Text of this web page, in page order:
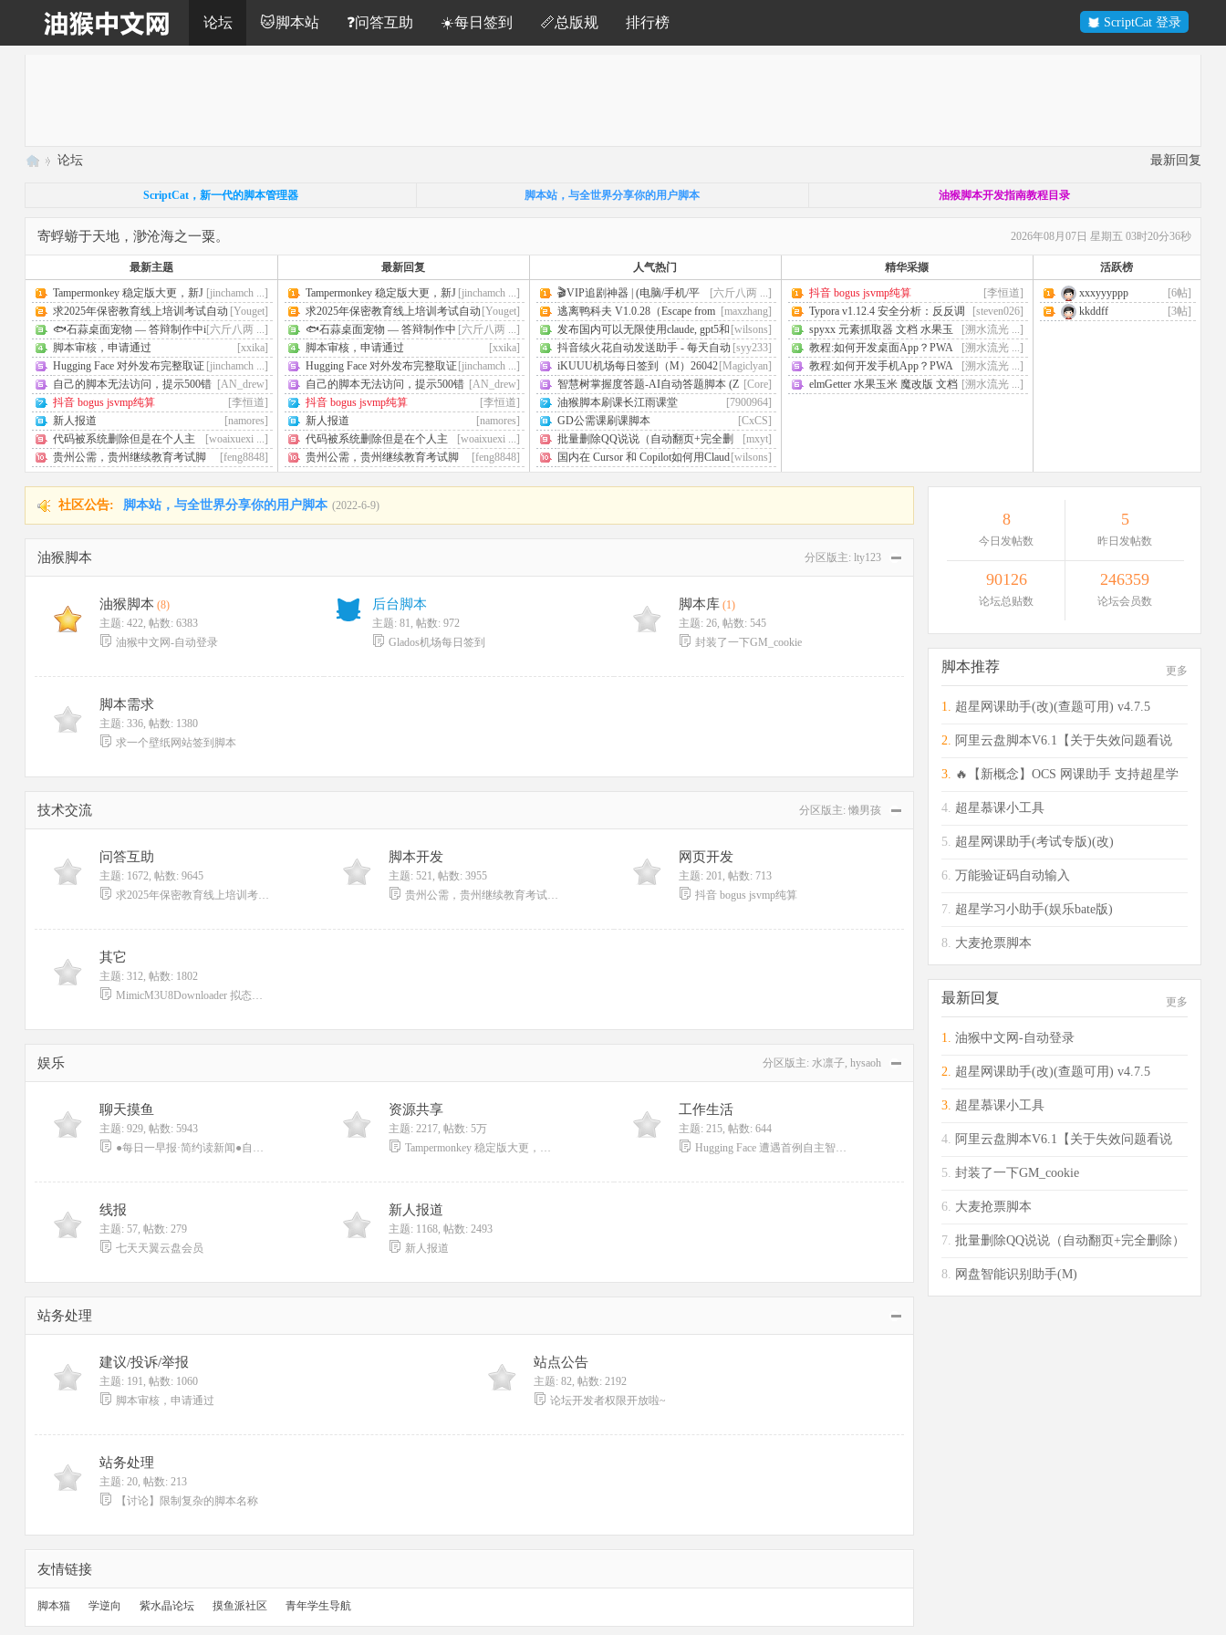
ScriptCat 登录
论坛 🐱脚本站 ❓问答互助 ☀️每日签到 📏总版规 排行榜
最新回复
中
网
» 论坛
ScriptCat，新一代的脚本管理器 脚本站，与全世界分享你的用户脚本 油猴脚本开发指南教程目录
2026年08月07日 星期五 03时20分36秒
寄蜉蝣于天地，渺沧海之一粟。
最新主题 最新回复 人气热门 精华采撷
活跃榜
[jinchamch ...]
Tampermonkey 稳定版大更，新J
S特性满血适配，脚本兼 ...
[Youget]
求2025年保密教育线上培训考试自动
答题脚本 ...
[六斤八两 ...]
🐟石蒜桌面宠物 — 答辩制作中i
ng
[xxika]
脚本审核，申请通过
[jinchamch ...]
Hugging Face 对外发布完整取证
报告
[AN_drew]
自己的脚本无法访问，提示500错
误
[李恒道]
抖音 bogus jsvmp纯算
[namores]
新人报道
[woaixuexi ...]
代码被系统删除但是在个人主
页自己删不了 ...
[feng8848]
贵州公需，贵州继续教育考试脚
本，100分 ...
[jinchamch ...]
Tampermonkey 稳定版大更，新J
S特性满血适配，脚本兼 ...
[Youget]
求2025年保密教育线上培训考试自动
答题脚本 ...
[六斤八两 ...]
🐟石蒜桌面宠物 — 答辩制作中
ing
[xxika]
脚本审核，申请通过
[jinchamch ...]
Hugging Face 对外发布完整取证
报告
[AN_drew]
自己的脚本无法访问，提示500错
误
[李恒道]
抖音 bogus jsvmp纯算
[namores]
新人报道
[woaixuexi ...]
代码被系统删除但是在个人主
页自己删不了 ...
[feng8848]
贵州公需，贵州继续教育考试脚
本，100分 ...
[六斤八两 ...]
🎬VIP追剧神器 | (电脑/手机/平
板...自适应) | 多接 ...
[maxzhang]
逃离鸭科夫 V1.0.28（Escape from
Duckov） 中文单机 ...
[wilsons]
发布国内可以无限使用claude, gpt5和
gemini的脚本 ...
[syy233]
抖音续火花自动发送助手 - 每天自动
发送续火消息，保 ...
[Magiclyan]
iKUUU机场每日签到（M）26042
2
[Core]
智慧树掌握度答题-AI自动答题脚本 (Z
hihuishu AI Auto ...
[7900964]
油猴脚本刷课长江雨课堂
[CxCS]
GD公需课刷课脚本
[mxyt]
批量删除QQ说说（自动翻页+完全删
除）手机可用！ ...
[wilsons]
国内在 Cursor 和 Copilot如何用Claud
e模型
[李恒道]
抖音 bogus jsvmp纯算
[steven026]
Typora v1.12.4 安全分析：反反调
试与激活劫持 ...
[溯水流光 ...]
spyxx 元素抓取器 文档 水果玉
米系列
[溯水流光 ...]
教程:如何开发桌面App？PWA
也许是你的答案 ...
[溯水流光 ...]
教程:如何开发手机App？PWA
也许是你的答案 ...
[溯水流光 ...]
elmGetter 水果玉米 魔改版 文档
[6帖]
xxxyyyppp
[3帖]
kkddff
社区公告: 脚本站，与全世界分享你的用户脚本 (2022-6-9)
分区版主:lty123
油猴脚本
油猴脚本 (8)
主题: 422, 帖数: 6383
油猴中文网-自动登录
后台脚本
主题: 81, 帖数: 972
Glados机场每日签到
脚本库(1)
主题: 26, 帖数: 545
封装了一下GM_cookie
脚本需求
主题: 336, 帖数: 1380
求一个壁纸网站签到脚本
分区版主:懒男孩
技术交流
问答互助
主题: 1672, 帖数: 9645
求2025年保密教育线上培训考试自动答题脚本 ...
脚本开发
主题: 521, 帖数: 3955
贵州公需，贵州继续教育考试脚本，100分 ...
网页开发
主题: 201, 帖数: 713
抖音 bogus jsvmp纯算
其它
主题: 312, 帖数: 1802
MimicM3U8Downloader 拟态M3U8下载器
分区版主:水凛子,hysaoh
娱乐
聊天摸鱼
主题: 929, 帖数: 5943
●每日一早报·简约读新闻●自动更新 ...
资源共享
主题: 2217, 帖数: 5万
Tampermonkey 稳定版大更，新JS特性满血适 ...
工作生活
主题: 215, 帖数: 644
Hugging Face 遭遇首例自主智能体攻击！开 ...
线报
主题: 57, 帖数: 279
七天天翼云盘会员
新人报道
主题: 1168, 帖数: 2493
新人报道
站务处理
建议/投诉/举报
主题: 191, 帖数: 1060
脚本审核，申请通过
站点公告
主题: 82, 帖数: 2192
论坛开发者权限开放啦~
站务处理
主题: 20, 帖数: 213
【讨论】限制复杂的脚本名称
友情链接
脚本猫 学逆向 紫水晶论坛 摸鱼派社区 青年学生导航
8
今日发帖数
5
昨日发帖数
90126
论坛总贴数
246359
论坛会员数
更多
脚本推荐
1. 超星网课助手(改)(查题可用) v4.7.5
2. 阿里云盘脚本V6.1【关于失效问题看说
明】
3. 🔥【新概念】OCS 网课助手 支持超星学
习通
4. 超星慕课小工具
5. 超星网课助手(考试专版)(改)
6. 万能验证码自动输入
7. 超星学习小助手(娱乐bate版)
8. 大麦抢票脚本
更多
最新回复
1. 油猴中文网-自动登录
2. 超星网课助手(改)(查题可用) v4.7.5
3. 超星慕课小工具
4. 阿里云盘脚本V6.1【关于失效问题看说
明】
5. 封装了一下GM_cookie
6. 大麦抢票脚本
7. 批量删除QQ说说（自动翻页+完全删除）
手机
8. 网盘智能识别助手(M)